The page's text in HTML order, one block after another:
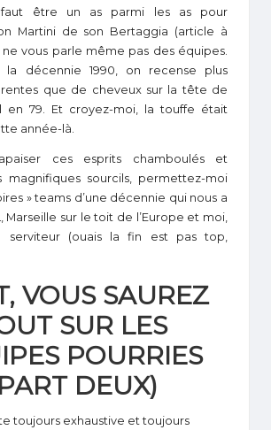
faut être un as parmi les as pour
Martini de son Bertaggia (article à
ne vous parle même pas des équipes.
la décennie 1990, on recense plus
que de cheveux sur la tête de
en 79. Et croyez-moi, la touffe était
année-là.
ces esprits chamboulés et
magnifiques sourcils, permettez-moi
» teams d’une décennie qui nous a
Marseille sur le toit de l’Europe et moi,
serviteur (ouais la fin est pas top,
VOUS SAUREZ
SUR LES
POURRIES
DEUX)
toujours exhaustive et toujours